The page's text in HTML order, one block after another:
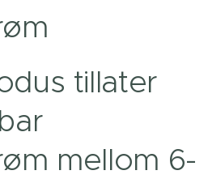
tillater
mellom 6-